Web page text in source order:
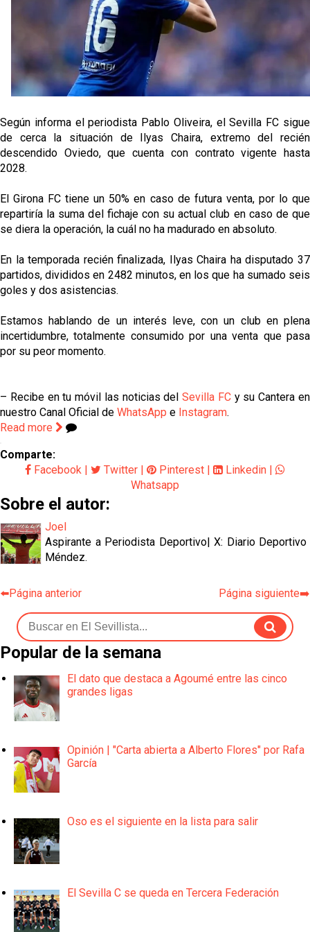
Sow muy cerca de cerrar su traspaso al Genoa
Oso es el siguiente en la lista para salir
Banquillos confirmados: así queda la cantera del
Celta y Rayo agitan el mercado de La Liga
exigente choque ante el Bayer Leverkusen
Según informa el periodista Pablo Oliveira, el Sevilla FC sigue
de cerca la situación de Ilyas Chaira, extremo del recién
descendido Oviedo, que cuenta con contrato vigente hasta
2028.
El Girona FC tiene un 50% en caso de futura venta, por lo que
repartiría la suma del fichaje con su actual club en caso de que
se diera la operación, la cuál no ha madurado en absoluto.
En la temporada recién finalizada, Ilyas Chaira ha disputado 37
partidos, divididos en 2482 minutos, en los que ha sumado seis
goles y dos asistencias.
Estamos hablando de un interés leve, con un club en plena
incertidumbre, totalmente consumido por una venta que pasa
por su peor momento.
– Recibe en tu móvil las noticias delSevilla FCy su Cantera en
nuestro Canal Oficial de WhatsApp e Instagram.
Read more
Comparte:
Facebook | Twitter | Pinterest | Linkedin |
Whatsapp
Sobre el autor:
Joel
Aspirante a Periodista Deportivo| X: Diario Deportivo
Méndez.
⬅️Página anterior Página siguiente➡️
Popular de la semana
El dato que destaca a Agoumé entre las cinco
grandes ligas
Opinión | "Carta abierta a Alberto Flores" por Rafa
García
Oso es el siguiente en la lista para salir
El Sevilla C se queda en Tercera Federación